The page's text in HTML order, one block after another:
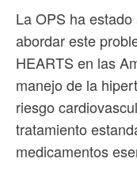
La OPS ha
abordar este
HEARTS en las
manejo de la
riesgo
tratamiento
medicamentos